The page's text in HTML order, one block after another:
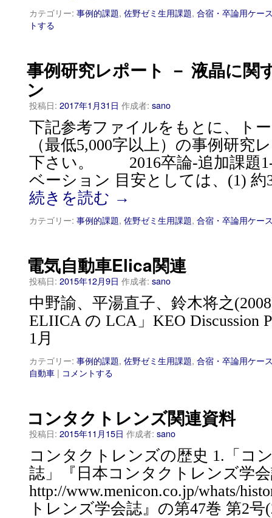
カテゴリー: 事例的課題, 佐野ゼミ生用課題, 合宿・卒論用ケー
トする
事例研究レポート － 液晶に関
ン
投稿日: 2017年1月31日 作成者: sano
下記参考ファイルをもとに、ト
（最低5,000字以上）の事例研究
下さい。 2016卒論-追加課題
ベーション 目安としては、(1)
続きを読む →
カテゴリー: 事例的課題, 佐野ゼミ生用課題, 合宿・卒論用ケー
電気自動車Elica関連
投稿日: 2015年12月9日 作成者: sano
中野諭、平湯直子、鈴木将之
ELIICA の LCA」KEO Discussion
1月
カテゴリー: 事例的課題, 佐野ゼミ生用課題, 合宿・卒論用ケー
自動車 | コメントする
コンタクトレンズ関連資料
投稿日: 2015年11月15日 作成者: sano
コンタクトレンズの歴史 1.「コ
誌」『日本コンタクトレンズ学
http://www.menicon.co.jp/whats/
トレンズ学会誌』の第47巻 第2